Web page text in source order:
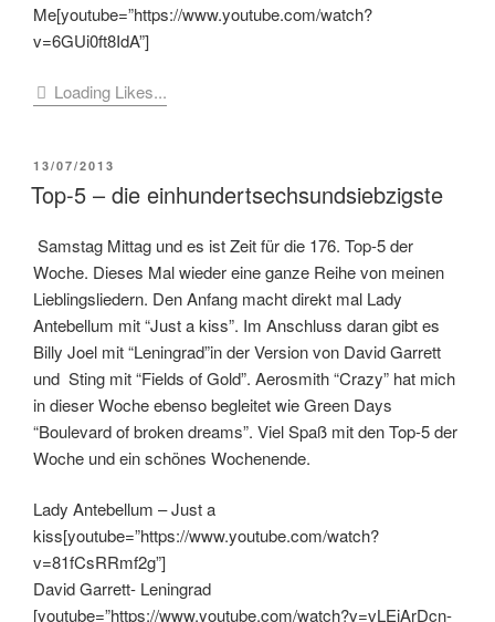
Me[youtube=”https://www.youtube.com/watch?
v=6GUi0ft8IdA”]
Loading Likes...
VERÖFFENTLICHT
AM
13/07/2013
Top-5 – die einhundertsechsundsiebzigste
Samstag Mittag und es ist Zeit für die 176. Top-5 der
Woche. Dieses Mal wieder eine ganze Reihe von meinen
Lieblingsliedern. Den Anfang macht direkt mal Lady
Antebellum mit “Just a kiss”. Im Anschluss daran gibt es
Billy Joel mit “Leningrad”in der Version von David Garrett
und Sting mit “Fields of Gold”. Aerosmith “Crazy” hat mich
in dieser Woche ebenso begleitet wie Green Days
“Boulevard of broken dreams”. Viel Spaß mit den Top-5 der
Woche und ein schönes Wochenende.
Lady Antebellum – Just a
kiss[youtube=”https://www.youtube.com/watch?
v=81fCsRRmf2g”]
David Garrett- Leningrad
[youtube=”https://www.youtube.com/watch?v=vLEjArDcn-